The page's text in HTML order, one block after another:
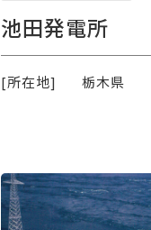
池田発電所
[所在地] 栃木県